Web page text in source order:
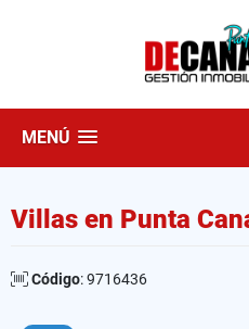
MENÚ
Villas en Punta
Código: 9716436